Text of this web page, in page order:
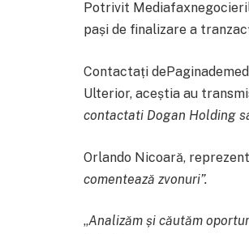
Potrivit
pași de finalizare a
Contactați
Ulterior, aceștia au
contactati Dogan Holding
Orlando Nicoară,
comentează zvonuri”.
„Analizăm și căutăm